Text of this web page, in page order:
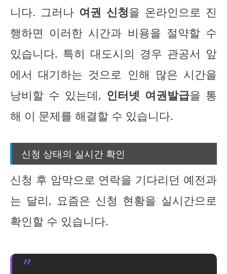
니다. 그러나 여권 신청을 온라인으로 진
행하면 이러한 시간과 비용을 절약할 수
있습니다. 특히 대도시의 경우 관공서 앞
에서 대기하는 것으로 인해 많은 시간을
낭비할 수 있는데, 인터넷 여권발급을 통
해 이 문제를 해결할 수 있습니다.
신청 상태의 실시간 확인
신청 후 암막으로 연락을 기다리던 예전과
는 달리, 요즘은 신청 현황을 실시간으로
확인할 수 있습니다.